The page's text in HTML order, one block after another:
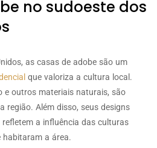
no sudoeste dos
as casas de adobe são um
que valoriza a cultura local.
e outros materiais naturais, são
região. Além disso, seus designs
a influência das culturas
habitaram a área.